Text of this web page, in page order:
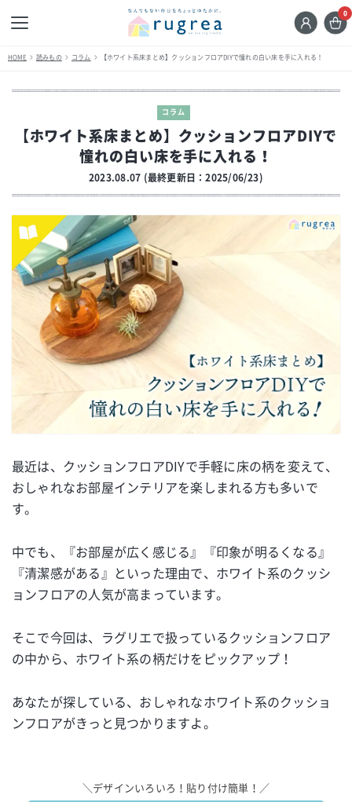
0
HOME 読みもの コラム 【ホワイト系床まとめ】クッションフロアDIYで憧れの白い床を手に入れる！
コラム
【ホワイト系床まとめ】クッションフロアDIYで
憧れの白い床を手に入れる！
2023.08.07 (最終更新日：2025/06/23)
最近は、クッションフロアDIYで手軽に床の柄を変えて、
おしゃれなお部屋インテリアを楽しまれる方も多いで
す。
中でも、『お部屋が広く感じる』『印象が明るくなる』
『清潔感がある』といった理由で、ホワイト系のクッシ
ョンフロアの人気が高まっています。
そこで今回は、ラグリエで扱っているクッションフロア
の中から、ホワイト系の柄だけをピックアップ！
あなたが探している、おしゃれなホワイト系のクッショ
ンフロアがきっと見つかりますよ。
＼デザインいろいろ！貼り付け簡単！／